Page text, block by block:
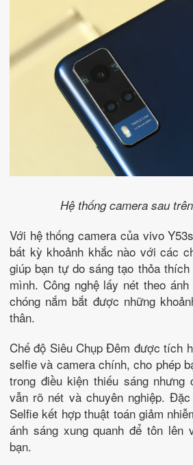
Hệ thống camera sau
Với hệ thống camera của vivo
bất kỳ khoảnh khắc nào với các
giúp bạn tự do sáng tạo thỏa
mình. Công nghệ lấy nét theo
chóng nắm bắt được những
thân.
Chế độ Siêu Chụp Đêm được tích
selfie và camera chính, cho phép
trong điều kiện thiếu sáng nhưng
vẫn rõ nét và chuyên nghiệp.
Selfie kết hợp thuật toán giảm
ánh sáng xung quanh để tôn lên
bạn.